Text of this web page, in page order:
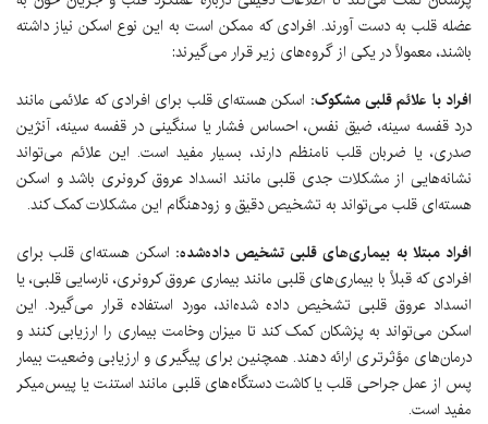
عضله قلب به دست آورند. افرادی که ممکن است به این نوع اسکن نیاز داشته
باشند، معمولاً در یکی از گروه‌های زیر قرار می‌گیرند:
افراد با علائم قلبی مشکوک: اسکن هسته‌ای قلب برای افرادی که علائمی مانند
درد قفسه سینه، ضیق نفس، احساس فشار یا سنگینی در قفسه سینه، آنژین
صدری، یا ضربان قلب نامنظم دارند، بسیار مفید است. این علائم می‌تواند
نشانه‌هایی از مشکلات جدی قلبی مانند انسداد عروق کرونری باشد و اسکن
هسته‌ای قلب می‌تواند به تشخیص دقیق و زودهنگام این مشکلات کمک کند.
افراد مبتلا به بیماری‌های قلبی تشخیص داده‌شده: اسکن هسته‌ای قلب برای
افرادی که قبلاً با بیماری‌های قلبی مانند بیماری عروق کرونری، نارسایی قلبی، یا
انسداد عروق قلبی تشخیص داده شده‌اند، مورد استفاده قرار می‌گیرد. این
اسکن می‌تواند به پزشکان کمک کند تا میزان وخامت بیماری را ارزیابی کنند و
درمان‌های مؤثرتری ارائه دهند. همچنین برای پیگیری و ارزیابی وضعیت بیمار
پس از عمل جراحی قلب یا کاشت دستگاه‌های قلبی مانند استنت یا پیس‌میکر
مفید است.